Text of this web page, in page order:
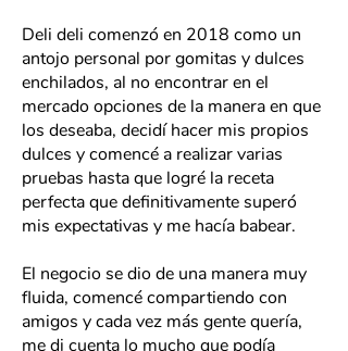
Deli deli comenzó en 2018 como un
antojo personal por gomitas y dulces
enchilados, al no encontrar en el
mercado opciones de la manera en que
los deseaba, decidí hacer mis propios
dulces y comencé a realizar varias
pruebas hasta que logré la receta
perfecta que definitivamente superó
mis expectativas y me hacía babear.
El negocio se dio de una manera muy
fluida, comencé compartiendo con
amigos y cada vez más gente quería,
me di cuenta lo mucho que podía